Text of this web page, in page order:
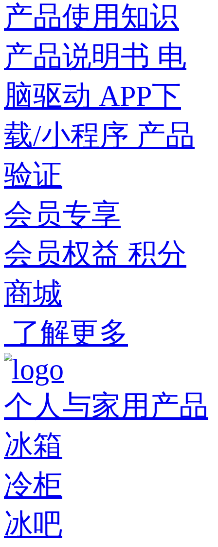
产品使用知识
产品说明书 电
脑驱动 APP下
载/小程序 产品
验证
会员专享
会员权益 积分
商城
了解更多
个人与家用产品
冰箱
冷柜
冰吧